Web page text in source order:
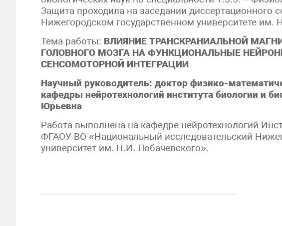
Защита проходила на заседании диссертационного
Нижегородском государственном университете им.
Тема работы: ВЛИЯНИЕ ТРАНСКРАНИАЛЬНОЙ
ГОЛОВНОГО МОЗГА НА ФУНКЦИОНАЛЬНЫЕ
СЕНСОМОТОРНОЙ ИНТЕГРАЦИИ
Научный руководитель: доктор физико-
кафедры нейротехнологий института биологии и
Юрьевна
Работа выполнена на кафедре нейротехнологий
ФГАОУ ВО «Национальный исследовательский
университет им. Н.И. Лобачевского».